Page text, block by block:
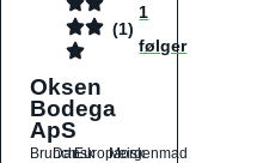
(1)
1
følger
Oksen
Bodega
ApS
Brunch
DanskEuropæiskMorgenmad